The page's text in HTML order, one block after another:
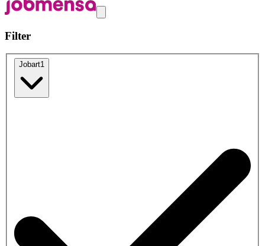
Filter
Jobart1